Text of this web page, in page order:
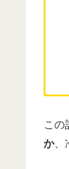
この
か、